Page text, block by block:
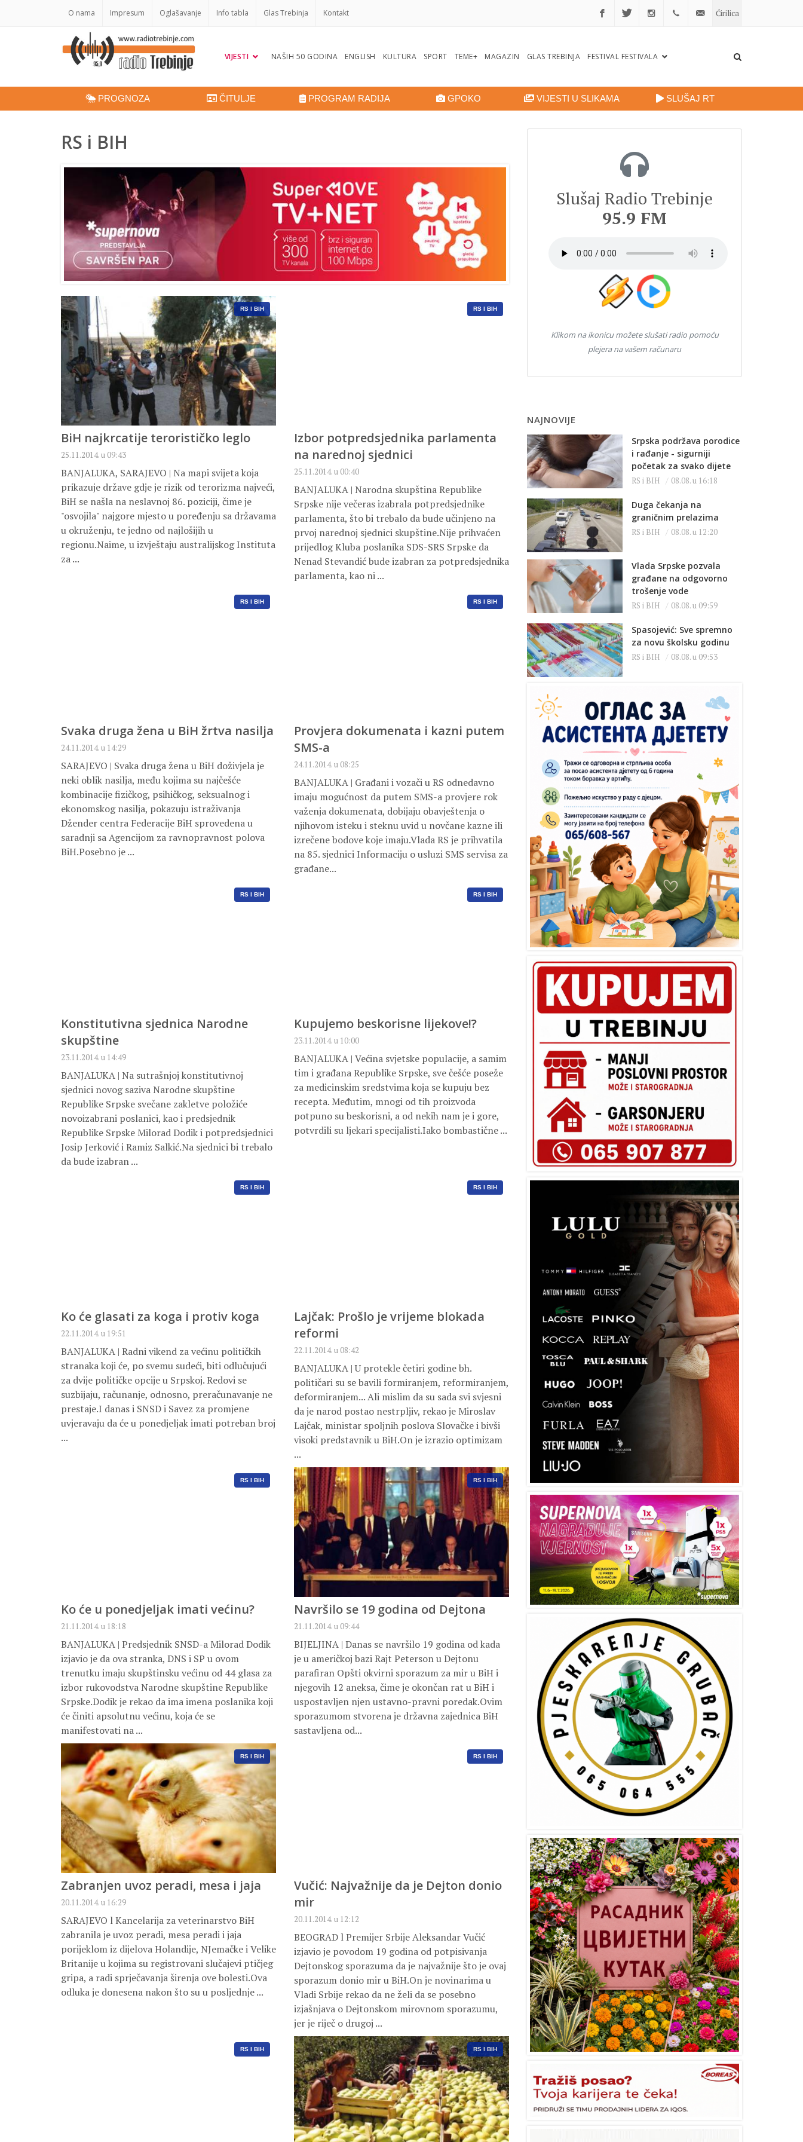
O nama Impresum Oglašavanje Info tabla Glas Trebinja Kontakt Ćirilica
VIJESTI NAŠIH 50 GODINA ENGLISH KULTURA SPORT TEME+ MAGAZIN GLAS TREBINJA FESTIVAL FESTIVALA
PROGNOZA ČITULJE PROGRAM RADIJA GPOKO VIJESTI U SLIKAMA SLUŠAJ RT
RS i BIH
RS I BIH
BiH najkrcatije terorističko leglo
25.11.2014. u 09:43
BANJALUKA, SARAJEVO | Na mapi svijeta koja
prikazuje države gdje je rizik od terorizma najveći,
BiH se našla na neslavnoj 86. poziciji, čime je
"osvojila" najgore mjesto u poređenju sa državama
u okruženju, te jedno od najlošijih u
regionu.Naime, u izvještaju australijskog Instituta
za ...
RS I BIH
Izbor potpredsjednika parlamenta
na narednoj sjednici
25.11.2014. u 00:40
BANJALUKA | Narodna skupština Republike
Srpske nije večeras izabrala potpredsjednike
parlamenta, što bi trebalo da bude učinjeno na
prvoj narednoj sjednici skupštine.Nije prihvaćen
prijedlog Kluba poslanika SDS-SRS Srpske da
Nenad Stevandić bude izabran za potpredsjednika
parlamenta, kao ni ...
RS I BIH
Svaka druga žena u BiH žrtva nasilja
24.11.2014. u 14:29
SARAJEVO | Svaka druga žena u BiH doživjela je
neki oblik nasilja, među kojima su najčešće
kombinacije fizičkog, psihičkog, seksualnog i
ekonomskog nasilja, pokazuju istraživanja
Džender centra Federacije BiH sprovedena u
saradnji sa Agencijom za ravnopravnost polova
BiH.Posebno je ...
RS I BIH
Provjera dokumenata i kazni putem
SMS-a
24.11.2014. u 08:25
BANJALUKA | Građani i vozači u RS odnedavno
imaju mogućnost da putem SMS-a provjere rok
važenja dokumenata, dobijaju obavještenja o
njihovom isteku i steknu uvid u novčane kazne ili
izrečene bodove koje imaju.Vlada RS je prihvatila
na 85. sjednici Informaciju o usluzi SMS servisa za
građane...
RS I BIH
Konstitutivna sjednica Narodne
skupštine
23.11.2014. u 14:49
BANJALUKA | Na sutrašnjoj konstitutivnoj
sjednici novog saziva Narodne skupštine
Republike Srpske svečane zakletve položiće
novoizabrani poslanici, kao i predsjednik
Republike Srpske Milorad Dodik i potpredsjednici
Josip Jerković i Ramiz Salkić.Na sjednici bi trebalo
da bude izabran ...
RS I BIH
Kupujemo beskorisne lijekove!?
23.11.2014. u 10:00
BANJALUKA | Većina svjetske populacije, a samim
tim i građana Republike Srpske, sve češće poseže
za medicinskim sredstvima koja se kupuju bez
recepta. Međutim, mnogi od tih proizvoda
potpuno su beskorisni, a od nekih nam je i gore,
potvrdili su ljekari specijalisti.Iako bombastične ...
RS I BIH
Ko će glasati za koga i protiv koga
22.11.2014. u 19:51
BANJALUKA | Radni vikend za većinu političkih
stranaka koji će, po svemu sudeći, biti odlučujući
za dvije političke opcije u Srpskoj. Redovi se
suzbijaju, računanje, odnosno, preračunavanje ne
prestaje.I danas i SNSD i Savez za promjene
uvjeravaju da će u ponedjeljak imati potreban broj
...
RS I BIH
Lajčak: Prošlo je vrijeme blokada
reformi
22.11.2014. u 08:42
BANJALUKA | U protekle četiri godine bh.
političari su se bavili formiranjem, reformiranjem,
deformiranjem... Ali mislim da su sada svi svjesni
da je narod postao nestrpljiv, rekao je Miroslav
Lajčak, ministar spoljnih poslova Slovačke i bivši
visoki predstavnik u BiH.On je izrazio optimizam
...
RS I BIH
Ko će u ponedjeljak imati većinu?
21.11.2014. u 18:18
BANJALUKA | Predsjednik SNSD-a Milorad Dodik
izjavio je da ova stranka, DNS i SP u ovom
trenutku imaju skupštinsku većinu od 44 glasa za
izbor rukovodstva Narodne skupštine Republike
Srpske.Dodik je rekao da ima imena poslanika koji
će činiti apsolutnu većinu, koja će se
manifestovati na ...
RS I BIH
Navršilo se 19 godina od Dejtona
21.11.2014. u 09:44
BIJELJINA | Danas se navršilo 19 godina od kada
je u američkoj bazi Rajt Peterson u Dejtonu
parafiran Opšti okvirni sporazum za mir u BiH i
njegovih 12 aneksa, čime je okončan rat u BiH i
uspostavljen njen ustavno-pravni poredak.Ovim
sporazumom stvorena je državna zajednica BiH
sastavljena od...
RS I BIH
Zabranjen uvoz peradi, mesa i jaja
20.11.2014. u 16:29
SARAJEVO l Kancelarija za veterinarstvo BiH
zabranila je uvoz peradi, mesa peradi i jaja
porijeklom iz dijelova Holandije, NJemačke i Velike
Britanije u kojima su registrovani slučajevi ptičjeg
gripa, a radi sprječavanja širenja ove bolesti.Ova
odluka je donesena nakon što su u posljednje ...
RS I BIH
Vučić: Najvažnije da je Dejton donio
mir
20.11.2014. u 12:12
BEOGRAD l Premijer Srbije Aleksandar Vučić
izjavio je povodom 19 godina od potpisivanja
Dejtonskog sporazuma da je najvažnije što je ovaj
sporazum donio mir u BiH.On je novinarima u
Vladi Srbije rekao da ne želi da se posebno
izjašnjava o Dejtonskom mirovnom sporazumu,
jer je riječ o drugoj ...
RS I BIH RS I BIH
Slušaj Radio Trebinje
95.9 FM
Klikom na ikonicu možete slušati radio pomoću
plejera na vašem računaru
NAJNOVIJE
Srpska podržava porodice
i rađanje - sigurniji
početak za svako dijete
RS i BIH 08.08. u 16:18
Duga čekanja na
graničnim prelazima
RS i BIH 08.08. u 12:20
Vlada Srpske pozvala
građane na odgovorno
trošenje vode
RS i BIH 08.08. u 09:59
Spasojević: Sve spremno
za novu školsku godinu
RS i BIH 08.08. u 09:53